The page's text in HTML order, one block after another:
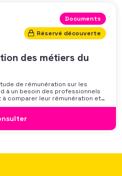
Documents
Réservé découverte
des métiers du
de rémunération sur les
à un besoin des professionnels
comparer leur rémunération et à
à une préoccupation
un enjeu majeur,